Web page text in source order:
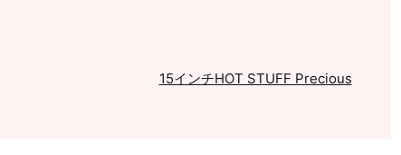
15インチHOT STUFF Precious